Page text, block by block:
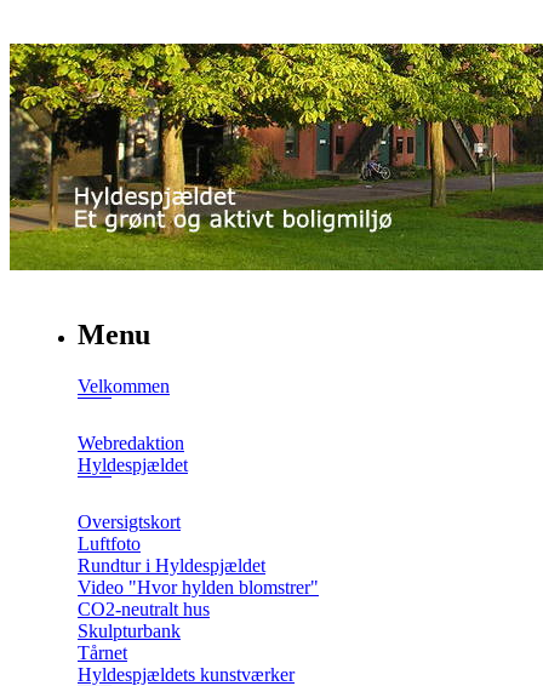
Menu
Velkommen
Webredaktion
Hyldespjældet
Oversigtskort
Luftfoto
Rundtur i Hyldespjældet
Video "Hvor hylden blomstrer"
CO2-neutralt hus
Skulpturbank
Tårnet
Hyldespjældets kunstværker